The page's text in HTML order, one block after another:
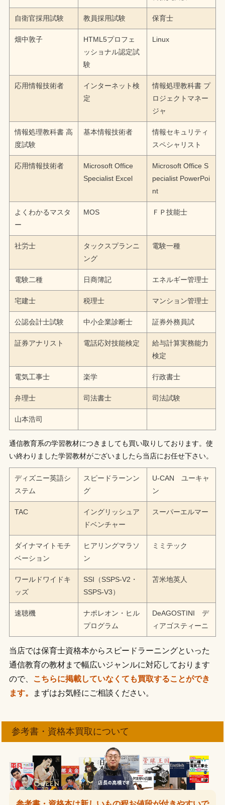
自衛官採用試験 教員採用試験 保育士
畑中敦子
HTML5プロフェ
ッショナル認定試
験
Linux
応用情報技術者
インターネット検
定
情報処理教科書 プ
ロジェクトマネー
ジャ
情報処理教科書 高
度試験
基本情報技術者
情報セキュリティ
スペシャリスト
応用情報技術者
Microsoft Office
Specialist Excel
Microsoft Office S
pecialist PowerPoi
nt
よくわかるマスタ
ー
MOS ＦＰ技能士
社労士
タックスプランニ
ング
電験一種
電験二種 日商簿記 エネルギー管理士
宅建士 税理士 マンション管理士
公認会計士試験 中小企業診断士 証券外務員試
証券アナリスト 電話応対技能検定
給与計算実務能力
検定
電気工事士 楽学 行政書士
弁理士 司法書士 司法試験
山本浩司
通信教育系の学習教材につきましても買い取りしております。使
い終わりました学習教材がございましたら当店にお任せ下さい。
ディズニー英語シ
ステム
スピードラーンン
グ
U-CAN ユーキャ
ン
TAC
イングリッシュア
ドベンチャー
スーパーエルマー
ダイナマイトモチ
ベーション
ヒアリングマラソ
ン
ミミテック
ワールドワイドキ
ッズ
SSI（SSPS-V2・
SSPS-V3）
苫米地英人
速聴機
ナポレオン・ヒル
プログラム
DeAGOSTINI デ
ィアゴスティーニ
当店では保育士資格本からスピードラーニングといった
通信教育の教材まで幅広いジャンルに対応しております
ので、
こちらに掲載していなくても買取することができ
ます。
まずはお気軽にご相談ください。
参考書・資格本買取について